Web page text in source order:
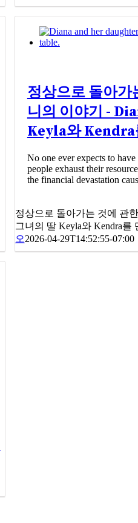
정상으로 돌아가
니의 이야기 -
Keyla와 Kendra
No one ever expects to
people exhaust their
the financial devastation
정상으로 돌아가는 것에 관
그녀의 딸 Keyla와 Kendra를
오2026-04-29T14:52:55-07:00